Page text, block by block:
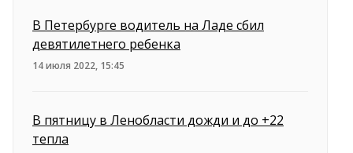
В Петербурге водитель на Ладе сбил
девятилетнего ребенка
14 июля 2022, 15:45
В пятницу в Ленобласти дожди и до +22
тепла